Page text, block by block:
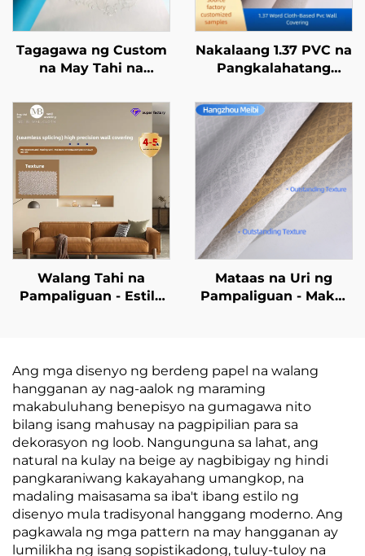
Tagagawa ng Custom
na May Tahi na
Wallcoverings -
Walang Putol na
Whole-House na
Wallcoverings na may
Estilo ng Magaan na
Kagandahan, Mataas
na Dulo at Mataas na
Katiyakan, Angkop
para sa Silid-tulugan
at Silid-tambayan.
Nakalaang 1.37 PVC na
Pangkalahatang
Wallcovering para sa
Mga Hotel sa Kadena,
Base na Tela,
Wallcovering na
Nakakatigil ng Apoy,
Tagagawa, Hindi
Nakakawala ng Tela,
2.8 Metro
Walang Tahi na
Pampaliguan - Estilo
na Estilo, Pambuhay
na Pampaliguan,
Whole Sale mula sa
Pabrika ng
Pinagmulan
Mataas na Uri ng
Pampaliguan - Maka-
Buhay na Paggamit sa
Kuwarto at Sala,
Mataba at Hindi
Nakakapinsala ng
Tubig, Pampaliguan
para sa Likod ng
BahayDescription
Minimum na Dami ng
Order: 30 square
meters Packaging
Details: Bubble film
Ang mga disenyo ng berdeng papel na walang
hangganan ay nag-aalok ng maraming
makabuluhang benepisyo na gumagawa nito
bilang isang mahusay na pagpipilian para sa
dekorasyon ng loob. Nangunguna sa lahat, ang
natural na kulay na beige ay nagbibigay ng hindi
pangkaraniwang kakayahang umangkop, na
madaling maisasama sa iba't ibang estilo ng
disenyo mula tradisyonal hanggang moderno. Ang
pagkawala ng mga pattern na may hangganan ay
lumilikha ng isang sopistikadong, tuluy-tuloy na